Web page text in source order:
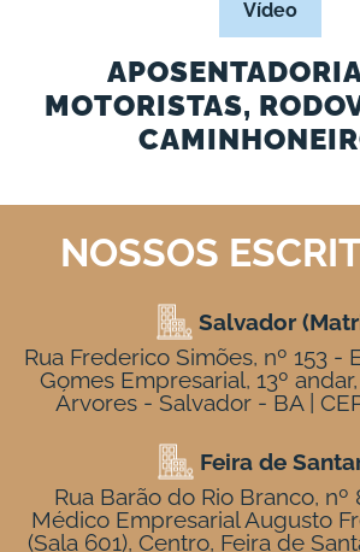
Vídeo
MOTORISTAS,
NOSSOS
Salvador
Rua Frederico Simões, nº 153 -
Gomes Empresarial, 13º
Árvores - Salvador - BA |
Feira de
Rua Barão do Rio Branco,
Médico Empresarial Augusto
(Sala 601), Centro, Feira de